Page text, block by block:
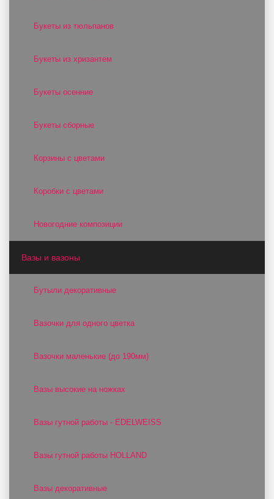
Букеты из тюльпанов
Букеты из хризантем
Букеты осенние
Букеты сборные
Корзины с цветами
Коробки с цветами
Новогодние композиции
Вазы и вазоны
Бутыли декоративные
Вазочки для одного цветка
Вазочки маленькие (до 190мм)
Вазы высокие на ножках
Вазы гутной работы - EDELWEISS
Вазы гутной работы HOLLAND
Вазы декоративные